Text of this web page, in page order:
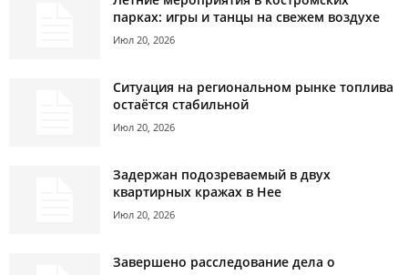
парках: игры и танцы на свежем воздухе
Июл 20, 2026
Ситуация на региональном рынке топлива
остаётся стабильной
Июл 20, 2026
Задержан подозреваемый в двух
квартирных кражах в Нее
Июл 20, 2026
Завершено расследование дела о